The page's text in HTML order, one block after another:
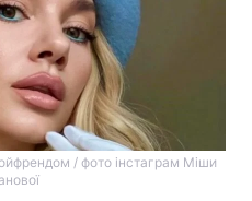
/ фото інстаграм Міши